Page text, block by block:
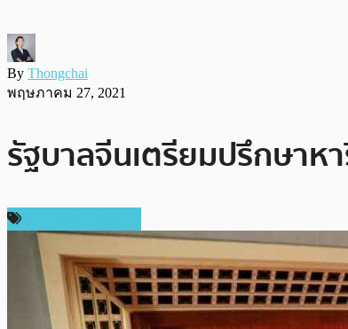
By Thongchai
พฤษภาคม 27, 2021
รัฐบาลจีนเตรียมปรึกษาห